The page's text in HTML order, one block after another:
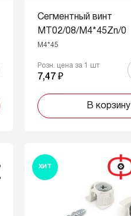
Сегментный винт
MT02/08/M4*45Zn/0
M4*45
Розн. цена за 1 шт
7,47 ₽
В корзину
ХИТ